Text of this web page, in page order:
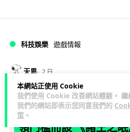
本網站正使用 Cookie
我們使用 Cookie 改善網站體驗。 繼
我們的網站即表示您同意我們的
策 。
科技娛樂 遊戲情報
天恩 2 日
《魔獸世界：至暗之夜
克的詛咒」專訪：巢穴
領門檻而設 《諸王之